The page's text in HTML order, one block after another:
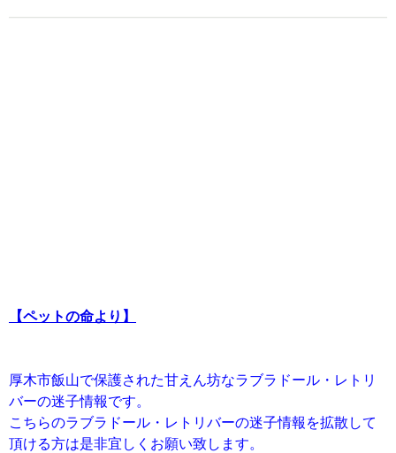
【ペットの命より】
厚木市飯山で保護された甘えん坊なラブラドール・レトリ
バーの迷子情報です。
こちらのラブラドール・レトリバーの迷子情報を拡散して
頂ける方は是非宜しくお願い致します。